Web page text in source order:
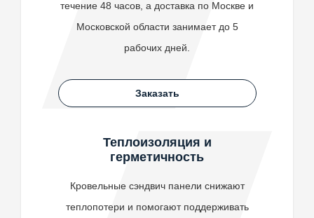
течение 48 часов, а доставка по Москве и
Московской области занимает до 5
рабочих дней.
Заказать
Теплоизоляция и
герметичность
Кровельные сэндвич панели снижают
теплопотери и помогают поддерживать